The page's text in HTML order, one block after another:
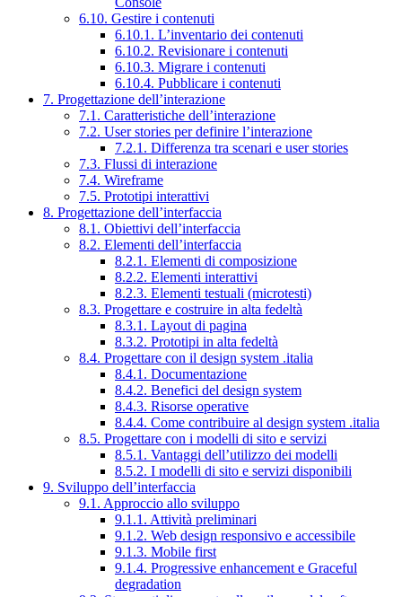
6.10. Gestire i contenuti
6.10.1. L’inventario dei contenuti
6.10.2. Revisionare i contenuti
6.10.3. Migrare i contenuti
6.10.4. Pubblicare i contenuti
7. Progettazione dell’interazione
7.1. Caratteristiche dell’interazione
7.2. User stories per definire l’interazione
7.2.1. Differenza tra scenari e user stories
7.3. Flussi di interazione
7.4. Wireframe
7.5. Prototipi interattivi
8. Progettazione dell’interfaccia
8.1. Obiettivi dell’interfaccia
8.2. Elementi dell’interfaccia
8.2.1. Elementi di composizione
8.2.2. Elementi interattivi
8.2.3. Elementi testuali (microtesti)
8.3. Progettare e costruire in alta fedeltà
8.3.1. Layout di pagina
8.3.2. Prototipi in alta fedeltà
8.4. Progettare con il design system .italia
8.4.1. Documentazione
8.4.2. Benefici del design system
8.4.3. Risorse operative
8.4.4. Come contribuire al design system .italia
8.5. Progettare con i modelli di sito e servizi
8.5.1. Vantaggi dell’utilizzo dei modelli
8.5.2. I modelli di sito e servizi disponibili
9. Sviluppo dell’interfaccia
9.1. Approccio allo sviluppo
9.1.1. Attività preliminari
9.1.2. Web design responsivo e accessibile
9.1.3. Mobile first
9.1.4. Progressive enhancement e Graceful
degradation